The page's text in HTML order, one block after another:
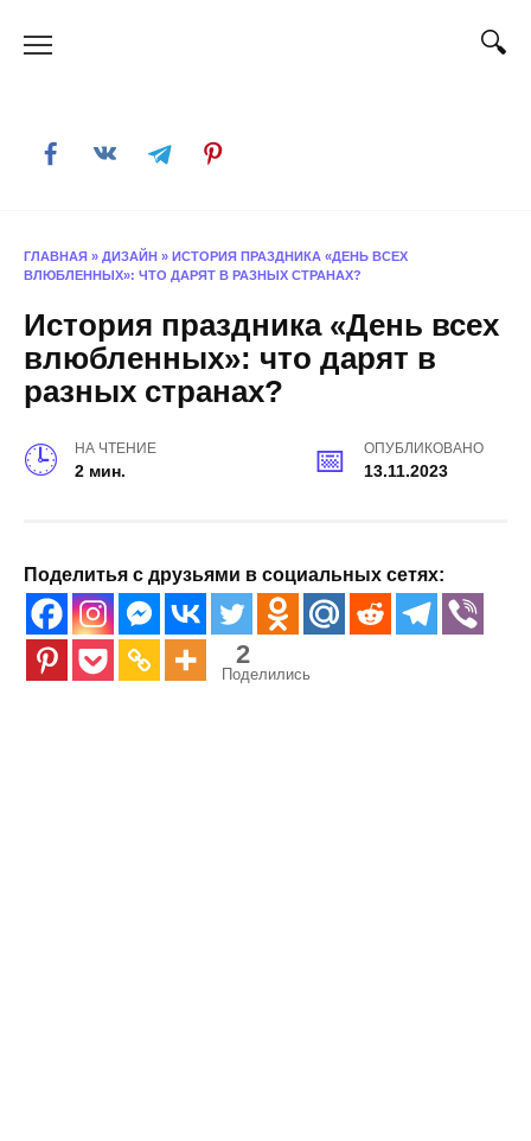
ГЛАВНАЯ » ДИЗАЙН » ИСТОРИЯ ПРАЗДНИКА «ДЕНЬ ВСЕХ
ВЛЮБЛЕННЫХ»: ЧТО ДАРЯТ В РАЗНЫХ СТРАНАХ?
История праздника «День всех
влюбленных»: что дарят в
разных странах?
НА ЧТЕНИЕ
2 мин.
ОПУБЛИКОВАНО
13.11.2023
Поделитья с друзьями в социальных сетях:
2
Поделились